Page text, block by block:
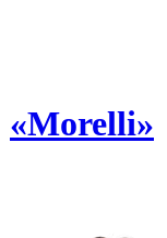
«Morelli»